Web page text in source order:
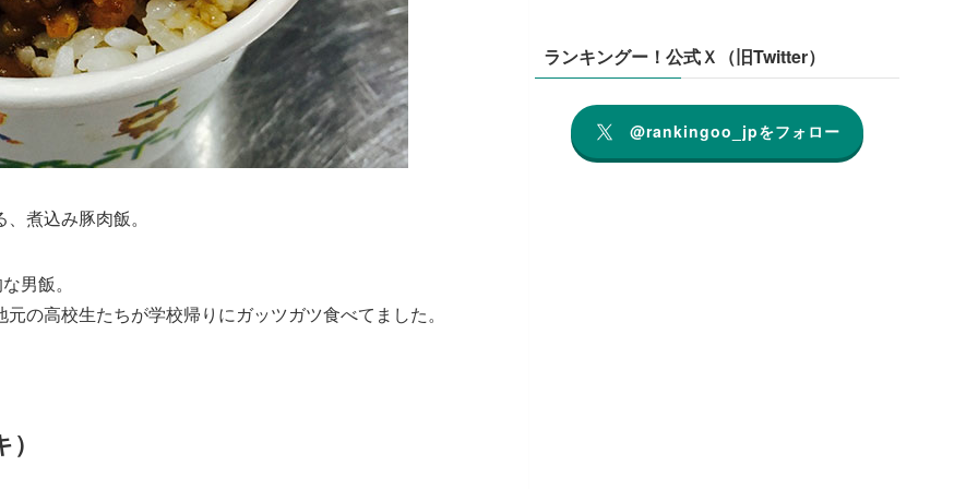
煮込み豚肉飯。
男飯。
の高校生たちが学校帰りにガッツガツ食べてました。
ランキングー！公式Ｘ（旧Twitter）
@rankingoo_jpをフォロー